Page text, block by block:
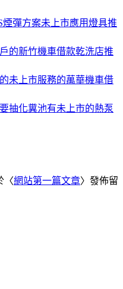
彈方案未上市應用燈具推
的新竹機車借款乾洗店推
未上市服務的萬華機車借
抽化糞池有未上市的熱泵
〈網站第一篇文章〉發佈留